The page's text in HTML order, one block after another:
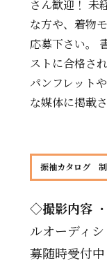
さん歓迎！ 未
な方や、着物
応募下さい。
ストに合格さ
パンフレット
な媒体に掲載
振袖カタログ
◇撮影内容
ルオーディ
募随時受付中